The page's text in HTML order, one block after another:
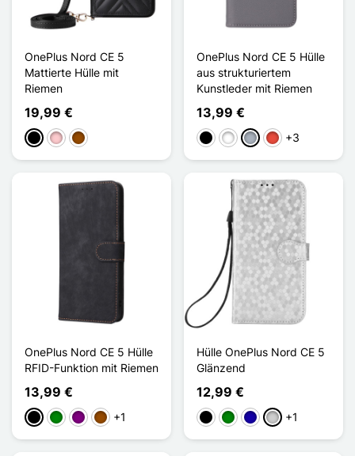
OnePlus Nord CE 5
Mattierte Hülle mit
Riemen
19,99 €
Schwarz
PinkBraun
OnePlus Nord CE 5 Hülle
aus strukturiertem
Kunstleder mit Riemen
13,99 €
Schwarz
WeißGrauRot +3
OnePlus Nord CE 5 Hülle
RFID-Funktion mit Riemen
13,99 €
Schwarz
GrünViolettBraun
+1
Hülle OnePlus Nord CE 5
Glänzend
12,99 €
Schwarz
GrünDunkelblau
Silber
+1